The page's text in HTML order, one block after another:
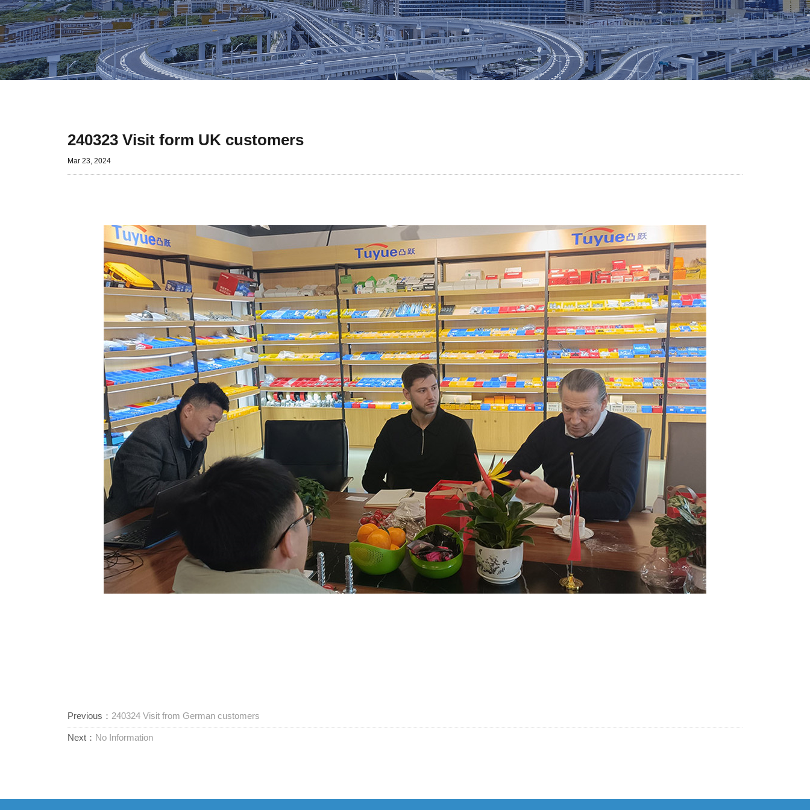
240323 Visit form UK customers
Mar 23, 2024
Previous： 240324 Visit from German customers
Next： No Information